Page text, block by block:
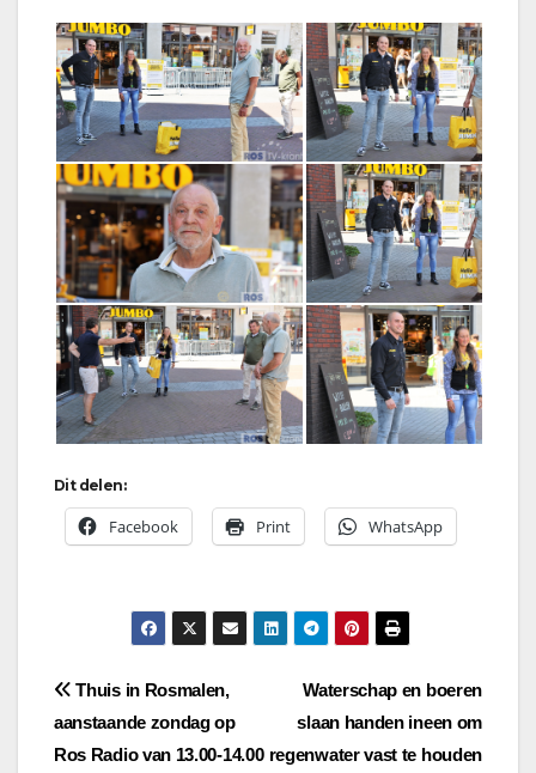
Dit delen:
Facebook Print WhatsApp
Bericht
navigatie
Waterschap en boeren
slaan handen ineen om
regenwater vast te houden
Thuis in Rosmalen,
aanstaande zondag op
Ros Radio van 13.00-14.00